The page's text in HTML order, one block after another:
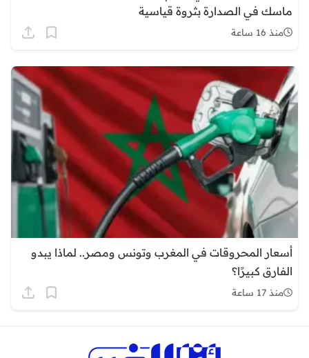
ماسك في الصدارة بثروة قياسية
منذ 16 ساعة
أسعار المحروقات في المغرب وتونس ومصر.. لماذا يبدو
الفارق كبيرًا؟
منذ 17 ساعة